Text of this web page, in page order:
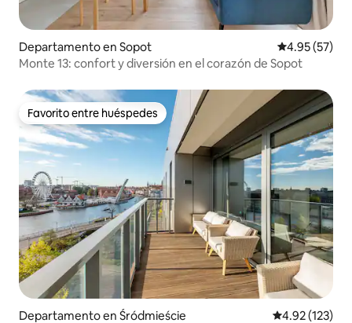
Departamento en Sopot Calificación
4.95 (57)
Monte 13: confort y diversión en el corazón de Sopot
Favorito entre huéspedes
Favorito entre huéspedes
Departamento en Śródmieście Calificación
4.92 (123)